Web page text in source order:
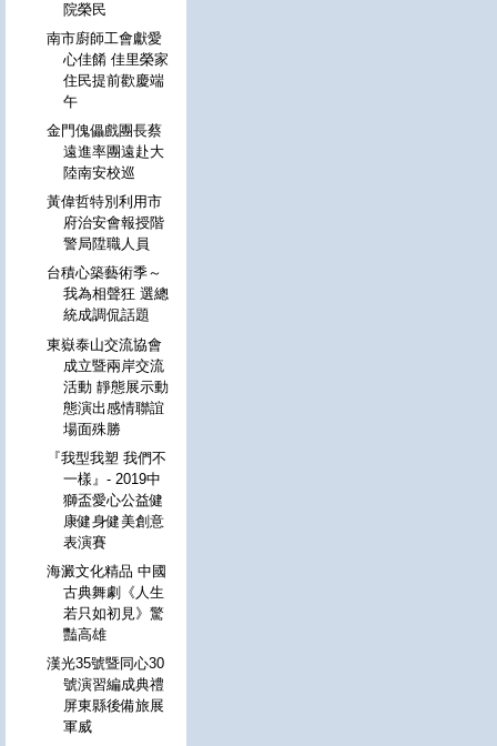
院榮民
南市廚師工會獻愛
心佳餚 佳里榮家
住民提前歡慶端
午
金門傀儡戲團長蔡
遠進率團遠赴大
陸南安校巡
黃偉哲特別利用市
府治安會報授階
警局陞職人員
台積心築藝術季～
我為相聲狂 選總
統成調侃話題
東嶽泰山交流協會
成立暨兩岸交流
活動 靜態展示動
態演出感情聯誼
場面殊勝
『我型我塑 我們不
一樣』- 2019中
獅盃愛心公益健
康健身健美創意
表演賽
海澱文化精品 中國
古典舞劇《人生
若只如初見》驚
豔高雄
漢光35號暨同心30
號演習編成典禮
屏東縣後備旅展
軍威